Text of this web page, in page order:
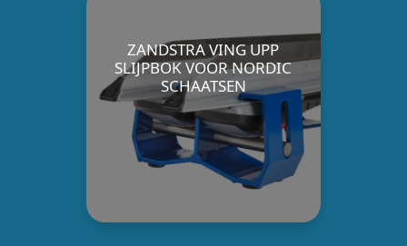
ZANDSTRA VING UPP
SLIJPBOK VOOR NORDIC
SCHAATSEN